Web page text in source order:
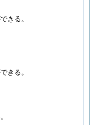
きる。
きる。